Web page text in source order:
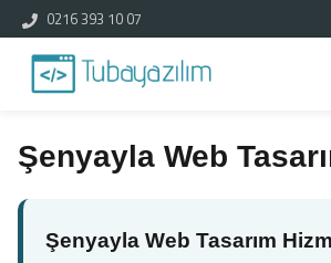
0216 393 10 07
Şenyayla Web
Şenyayla Web Tasarım